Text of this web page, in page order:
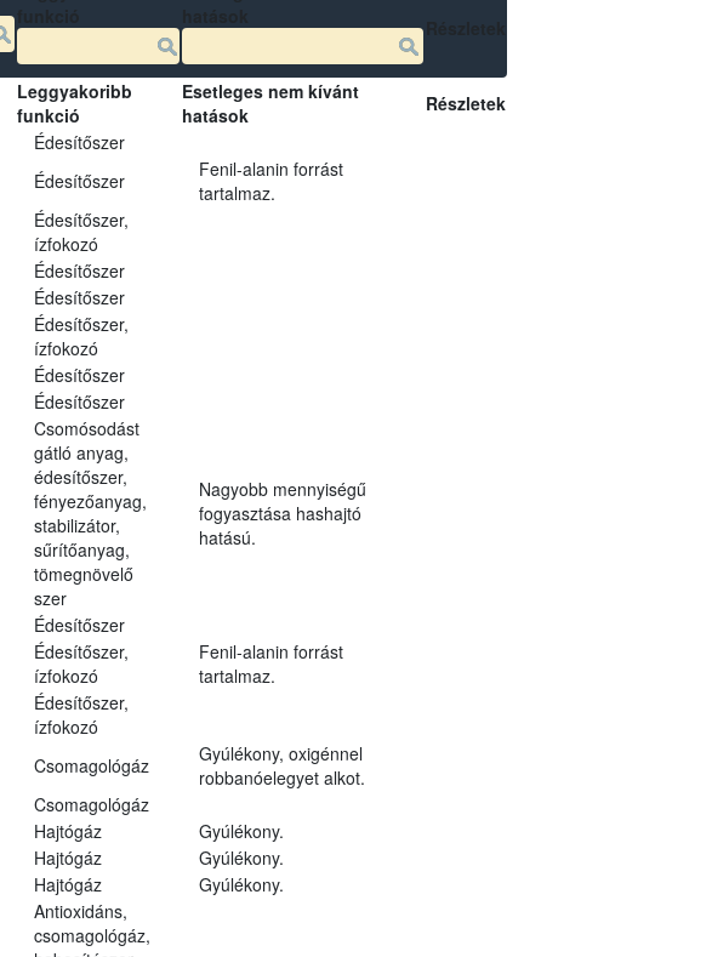
Leggyakoribb
funkció
Esetleges nem kívánt
hatások
Részletek
Édesítőszer
Édesítőszer
Fenil-alanin forrást
tartalmaz.
Édesítőszer,
ízfokozó
Édesítőszer
Édesítőszer
Édesítőszer,
ízfokozó
Édesítőszer
Édesítőszer
Csomósodást
gátló anyag,
édesítőszer,
fényezőanyag,
stabilizátor,
sűrítőanyag,
tömegnövelő
szer
Nagyobb mennyiségű
fogyasztása hashajtó
hatású.
Édesítőszer
Édesítőszer,
ízfokozó
Fenil-alanin forrást
tartalmaz.
Édesítőszer,
ízfokozó
Csomagológáz
Gyúlékony, oxigénnel
robbanóelegyet alkot.
Csomagológáz
Hajtógáz
Gyúlékony.
Hajtógáz
Gyúlékony.
Hajtógáz Gyúlékony.
Antioxidáns,
csomagológáz,